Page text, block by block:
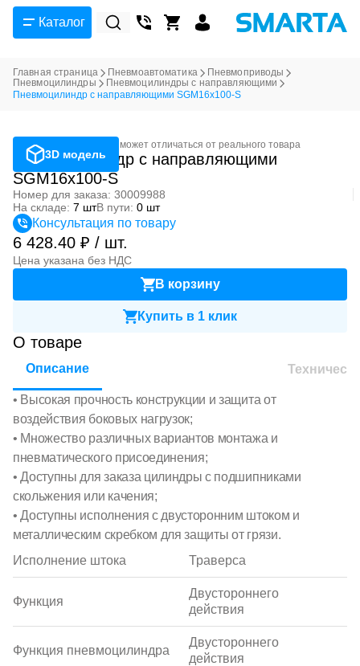
Каталог
Главная страница Пневмоавтоматика
Пневмоприводы
Пневмоцилиндры
Пневмоцилиндры с направляющими
Пневмоцилиндр с направляющими SGM16x100-S
3D модель
Фотография может отличаться от реального товара
Пневмоцилиндр с направляющими
SGM16x100-S
Номер для заказа: 30009988
На складе: 7 штВ пути: 0 шт
Консультация по товару
6 428.40 ₽ / шт.
Цена указана без НДС
В корзину
Купить в 1 клик
О товаре
Описание
• Высокая прочность конструкции и защита от
воздействия боковых нагрузок;
• Множество различных вариантов монтажа и
пневматического присоединения;
• Доступны для заказа цилиндры с подшипниками
скольжения или качения;
• Доступны исполнения с двусторонним штоком и
металлическим скребком для защиты от грязи.
Исполнение штока
Траверса
Функция
Двустороннего
действия
Функция пневмоцилиндра
Двустороннего
действия